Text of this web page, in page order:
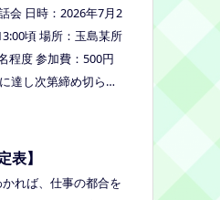
できたのもよかった
。
会 日時：2026年7月2
頃 場所：玉島某所
程度 参加費：500円
達し次第締め切らせ
会とは違う場所でこ
】
かれば、仕事の都合を